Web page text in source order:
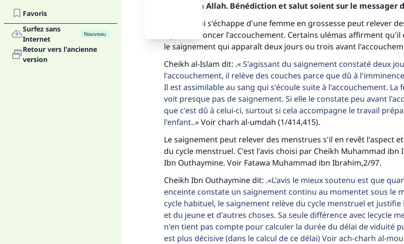
Favoris
Surfez sans
Internet
Nouveau
Retour vers l'ancienne
version
Louange à Allah. Bénédiction et salut soient sur le messager
Le sang qui s'échappe d'une femme en grossesse peut relever
il peut annoncer l'accouchement. Certains ulémas affirment
le saignement qui apparaît deux jours ou trois avant
Cheikh al-Islam dit: . S'agissant du saignement constaté deux
l'accouchement, il relève des couches parce que dû à
Il est assimilable au sang qui s'écoule suite à l'accouchement. La
voit presque pas de saignement. Si elle le constate peu avant
que c'est dû à celui-ci, surtout si cela accompagne le travail
l'enfant.. Voir charh al-umdah (1/414,415).
Le saignement peut relever des menstrues s'il en revêt l'aspect
du cycle menstruel. C'est l'avis choisi par Cheikh Muhammad ibn
Ibn Outhaymine. Voir Fatawa Muhammad ibn Ibrahim,2/97.
Cheikh Ibn Outhaymine dit: . L'avis le mieux soutenu est que
enceinte constate un saignement continu au momentet sous le
cycle habituel, le saignement relève du cycle menstruel et
et du jeune et d'autres choses. Sa seule différence avec lecycle
n'en tient pas compte pour calculer la durée du délai de viduité
est plus décisive (dans le calcul de ce délai) Voir ach-charh al-
Faites une différence dans la vie de
personnes grâce à votre
Aidez nous à apporter des réponses.
Le Messager d'Allah (Paix sur lui) a dit:
"Celui qui indique une bonne action obtient la même
que celui qui le fait."
(MOUSLIM 1893)